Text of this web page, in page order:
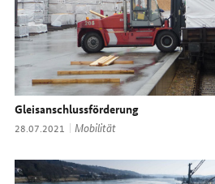
Gleisanschlussförderung
Datum:
28.07.2021 Thema:
Mobilität